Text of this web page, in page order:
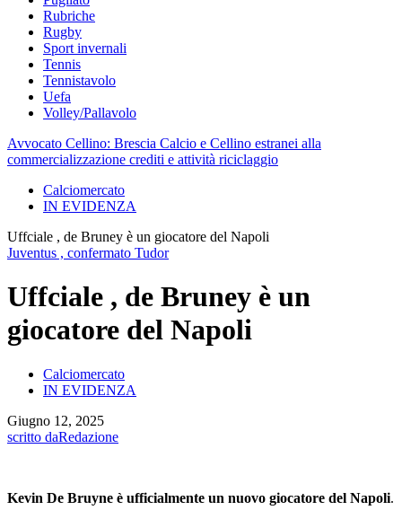
Rubriche
Rugby
Sport invernali
Tennis
Tennistavolo
Uefa
Volley/Pallavolo
Avvocato Cellino: Brescia Calcio e Cellino estranei alla
commercializzazione crediti e attività riciclaggio
Calciomercato
IN EVIDENZA
Uffciale , de Bruney è un giocatore del Napoli
Juventus , confermato Tudor
Uffciale , de Bruney è un
giocatore del Napoli
Calciomercato
IN EVIDENZA
Giugno 12, 2025
scritto daRedazione
Kevin De Bruyne è ufficialmente un nuovo giocatore del Napoli.